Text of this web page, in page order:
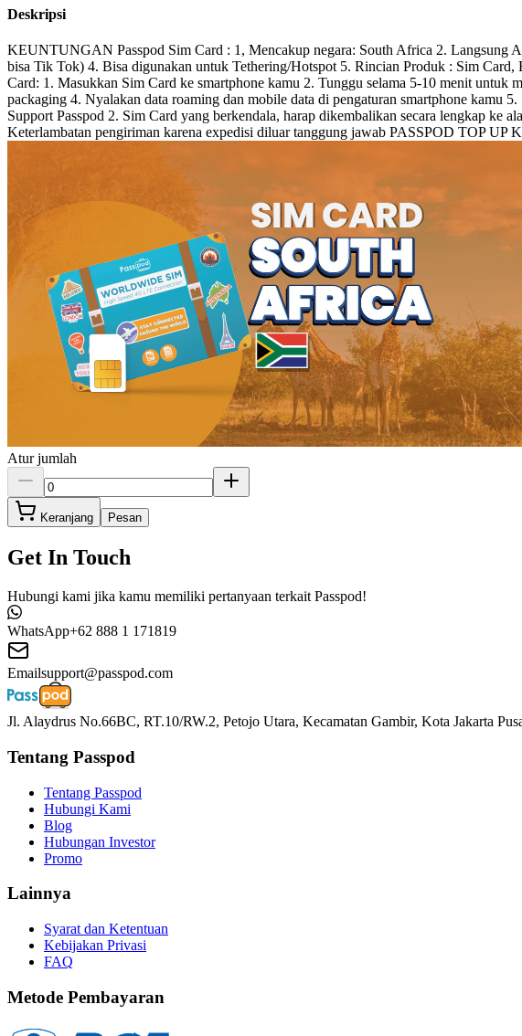
Deskripsi
KEUNTUNGAN Passpod Sim Card : 1, Mencakup negara: South Africa 2.
bisa Tik Tok) 4. Bisa digunakan untuk Tethering/Hotspot 5. Rincian Produk : Sim
Card: 1. Masukkan Sim Card ke smartphone kamu 2. Tunggu selama 5-10 menit untuk
packaging 4. Nyalakan data roaming dan mobile data di pengaturan smartphone
Support Passpod 2. Sim Card yang berkendala, harap dikembalikan secara lengkap ke
Keterlambatan pengiriman karena expedisi diluar tanggung jawab PASSPOD TOP UP
Atur jumlah
Keranjang Pesan
Get In Touch
Hubungi kami jika kamu memiliki pertanyaan terkait Passpod!
WhatsApp+62 888 1 171819
Emailsupport@passpod.com
Jl. Alaydrus No.66BC, RT.10/RW.2, Petojo Utara, Kecamatan Gambir, Kota Jakarta
Tentang Passpod
Tentang Passpod
Hubungi Kami
Blog
Hubungan Investor
Promo
Lainnya
Syarat dan Ketentuan
Kebijakan Privasi
FAQ
Metode Pembayaran